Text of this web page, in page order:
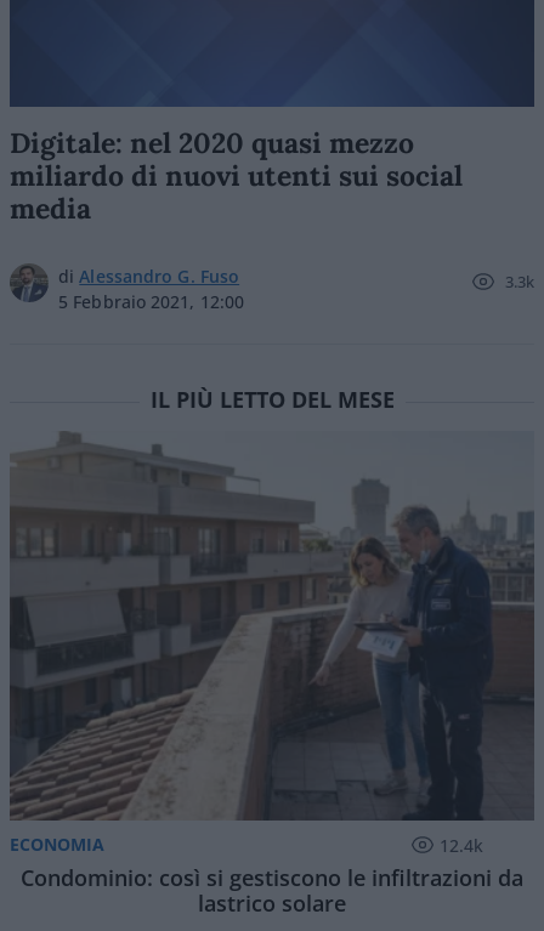
Digitale: nel 2020 quasi mezzo
miliardo di nuovi utenti sui social
media
diAlessandro G. Fuso
5 Febbraio 2021, 12:00
3.3k
IL PIÙ LETTO DEL MESE
ECONOMIA 12.4k
Condominio: così si gestiscono le infiltrazioni da
lastrico solare